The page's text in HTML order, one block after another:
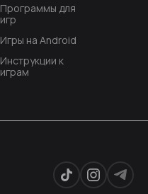
Программы для
игр
Игры на Android
Инструкции к
играм